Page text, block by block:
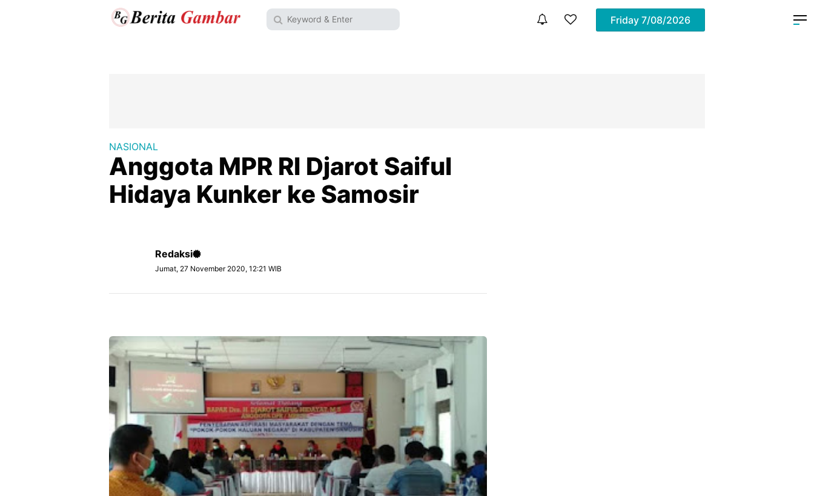
Friday 7/08/2026
NASIONAL
Anggota MPR RI Djarot Saiful
Hidaya Kunker ke Samosir
Redaksi
Jumat, 27 November 2020, 12:21 WIB